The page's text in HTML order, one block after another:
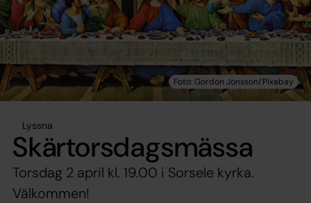
Lyssna
Skärtorsdagsmässa
Torsdag 2 april kl. 19.00 i Sorsele kyrka.
Välkommen!